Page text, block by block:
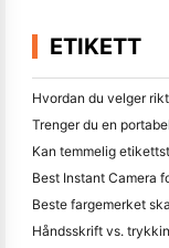
ETIKETT
Trenger du en
Best Instant Camera